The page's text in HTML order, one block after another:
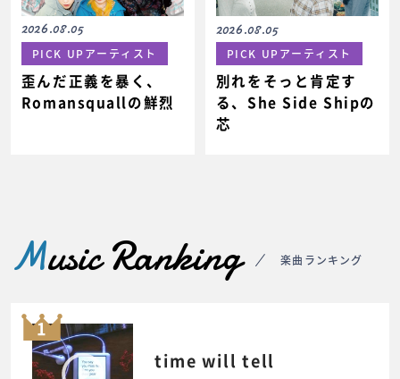
2026.08.05
PICK UPアーティスト
歪んだ正義を暴く、
Romansquallの鮮烈
2026.08.05
PICK UPアーティスト
別れをそっと肯定す
る、She Side Shipの
芯
Music Ranking 楽曲ランキング
1
time will tell